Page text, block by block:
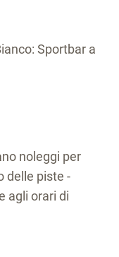
Sportbar a
noleggi per
delle piste -
agli orari di